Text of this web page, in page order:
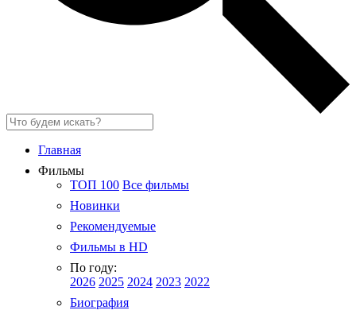
Главная
Фильмы
ТОП 100 Все фильмы
Новинки
Рекомендуемые
Фильмы в HD
По году:
2026 2025 2024 2023 2022
Биография